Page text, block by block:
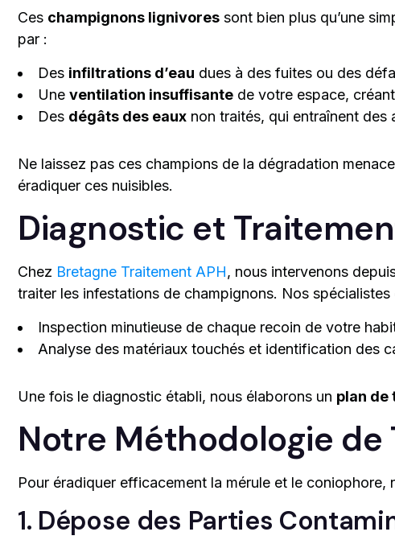
Ces champignons lignivores sont bien plus qu’une
par :
Des infiltrations d’eau dues à des fuites ou des
Une ventilation insuffisante de votre espace,
Des dégâts des eaux non traités, qui entraînent des
Ne laissez pas ces champions de la dégradation
éradiquer ces nuisibles.
Diagnostic et
Chez Bretagne Traitement APH, nous intervenons
traiter les infestations de champignons. Nos
Inspection minutieuse de chaque recoin de votre
Analyse des matériaux touchés et identification des
Une fois le diagnostic établi, nous élaborons un plan de
Notre Méthodologie de
Pour éradiquer efficacement la mérule et le
1. Dépose des Parties